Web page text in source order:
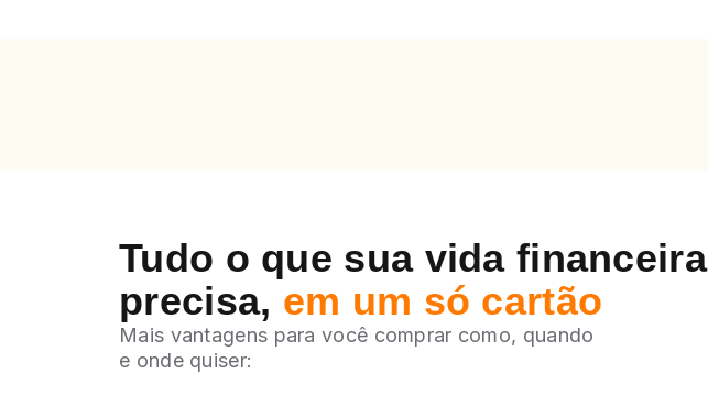
Tudo o que sua vida financeira
precisa, em um só cartão
Mais vantagens para você comprar como, quando
e onde quiser: